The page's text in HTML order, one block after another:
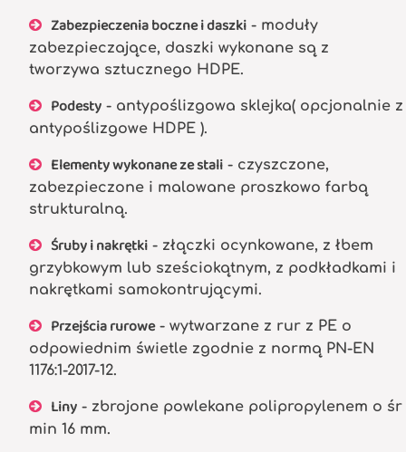
Zabezpieczenia boczne i daszki - moduły
zabezpieczające, daszki wykonane są z
tworzywa sztucznego HDPE.
Podesty - antypoślizgowa sklejka( opcjonalnie z
antypoślizgowe HDPE ).
Elementy wykonane ze stali - czyszczone,
zabezpieczone i malowane proszkowo farbą
strukturalną.
Śruby i nakrętki - złączki ocynkowane, z łbem
grzybkowym lub sześciokątnym, z podkładkami i
nakrętkami samokontrującymi.
Przejścia rurowe- wytwarzane z rur z PE o
odpowiednim świetle zgodnie z normą PN-EN
1176:1-2017-12.
Liny - zbrojone powlekane polipropylenem o śr
min 16 mm.